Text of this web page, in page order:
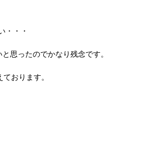
・・・
思ったのでかなり残念です。
おります。